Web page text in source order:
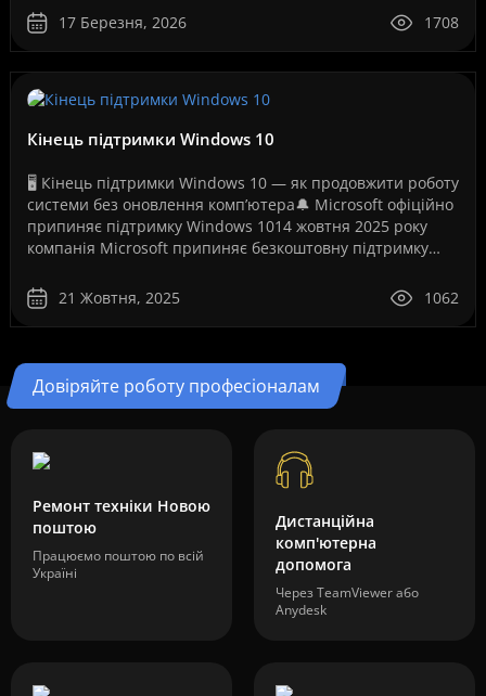
17 Березня, 2026
1708
Кінець підтримки Windows 10
🖥️ Кінець підтримки Windows 10 — як продовжити роботу
системи без оновлення комп’ютера🔔 Microsoft офіційно
припиняє підтримку Windows 1014 жовтня 2025 року
компанія Microsoft припиняє безкоштовну підтримку
21 Жовтня, 2025
1062
Довіряйте роботу професіоналам
Ремонт техніки Новою
поштою
Працюємо поштою по всій
Україні
Дистанційна
комп'ютерна
допомога
Через TeamViewer або
Anydesk